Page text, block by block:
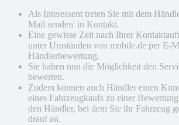
Als Interessent treten Sie mit dem
Mail senden' in Kontakt.
Eine gewisse Zeit nach Ihrer
unter Umständen von mobile.de per E-
Händlerbewertung.
Sie haben nun die Möglichkeit den
bewerten.
Zudem können auch Händler einen
eines Fahrzeugkaufs zu einer
den Händler, bei dem Sie ihr Fahrzeug
drauf an.